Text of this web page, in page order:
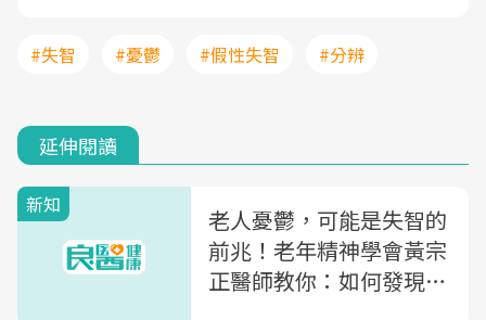
#失智 #憂鬱 #假性失智 #分辨
延伸閱讀
新知
老人憂鬱，可能是失智的
前兆！老年精神學會黃宗
正醫師教你：如何發現長